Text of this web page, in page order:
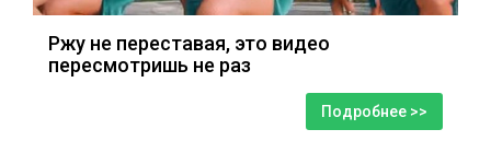
Ржу не переставая, это видео
пересмотришь не раз
Подробнее >>